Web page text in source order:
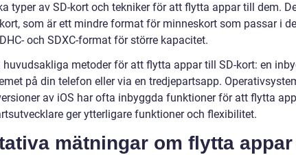
typer av SD-kort och tekniker för att flytta appar till dem.
som är ett mindre format för minneskort som passar i
och SDXC-format för större kapacitet.
huvudsakliga metoder för att flytta appar till SD-kort: en
på din telefon eller via en tredjepartsapp.
av iOS har ofta inbyggda funktioner för att flytta
ger ytterligare funktioner och flexibilitet.
mätningar om flytta